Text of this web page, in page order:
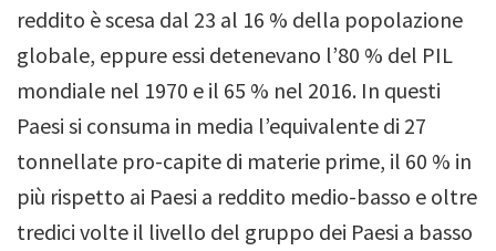
reddito è scesa dal 23 al 16 % della popolazione
globale, eppure essi detenevano l’80 % del PIL
mondiale nel 1970 e il 65 % nel 2016. In questi
Paesi si consuma in media l’equivalente di 27
tonnellate pro-capite di materie prime, il 60 % in
più rispetto ai Paesi a reddito medio-basso e oltre
tredici volte il livello del gruppo dei Paesi a basso